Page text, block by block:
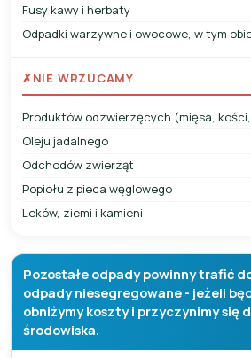
Fusy kawy i herbaty
Odpadki warzywne i owocowe, w tym
✗NIE WRZUCAMY
Produktów odzwierzęcych (mięsa,
Oleju jadalnego
Odchodów zwierząt
Popiołu z pieca węglowego
Leków, ziemi i kamieni
Pozostałe odpady powinny trafić
odpady niesegregowane - jeżeli
obniżymy koszty i przyczynimy się
środowiska.